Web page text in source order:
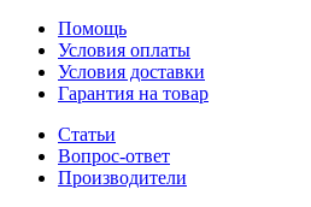
Помощь
Условия оплаты
Условия доставки
Гарантия на товар
Статьи
Вопрос-ответ
Производители